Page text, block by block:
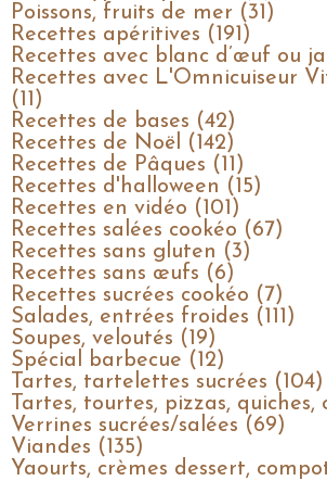
Poissons, fruits de mer (31)
Recettes apéritives (191)
Recettes avec blanc d’œuf ou
Recettes avec L'Omnicuiseur
(11)
Recettes de bases (42)
Recettes de Noël (142)
Recettes de Pâques (11)
Recettes d'halloween (15)
Recettes en vidéo (101)
Recettes salées cookéo (67)
Recettes sans gluten (3)
Recettes sans œufs (6)
Recettes sucrées cookéo (7)
Salades, entrées froides (111)
Soupes, veloutés (19)
Spécial barbecue (12)
Tartes, tartelettes sucrées (104)
Tartes, tourtes, pizzas, quiches,
Verrines sucrées/salées (69)
Viandes (135)
Yaourts, crèmes dessert,